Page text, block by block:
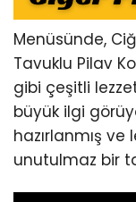
Menüsünde,
Tavuklu Pilav
gibi çeşitli
büyük ilgi
hazırlanmış
unutulmaz bir